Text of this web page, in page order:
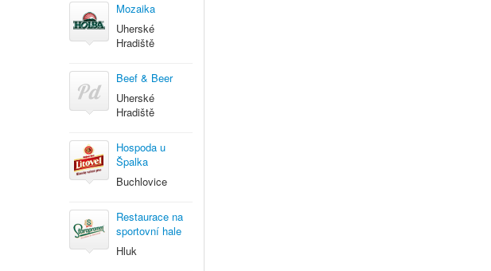
Mozaika
Uherské
Hradiště
Beef & Beer
Uherské
Hradiště
Hospoda u
Špalka
Buchlovice
Restaurace na
sportovní hale
Hluk